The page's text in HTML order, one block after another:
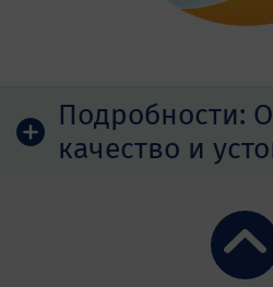
Подробности:
качество и